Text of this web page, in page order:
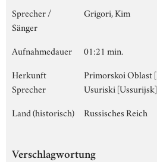
Sprecher /
Sänger
Grigori, Kim
Aufnahmedauer
01:21 min.
Herkunft
Sprecher
Primorskoi
Usuriski [Ussurijsk]
Land (historisch)
Russisches Reich
Verschlagwortung